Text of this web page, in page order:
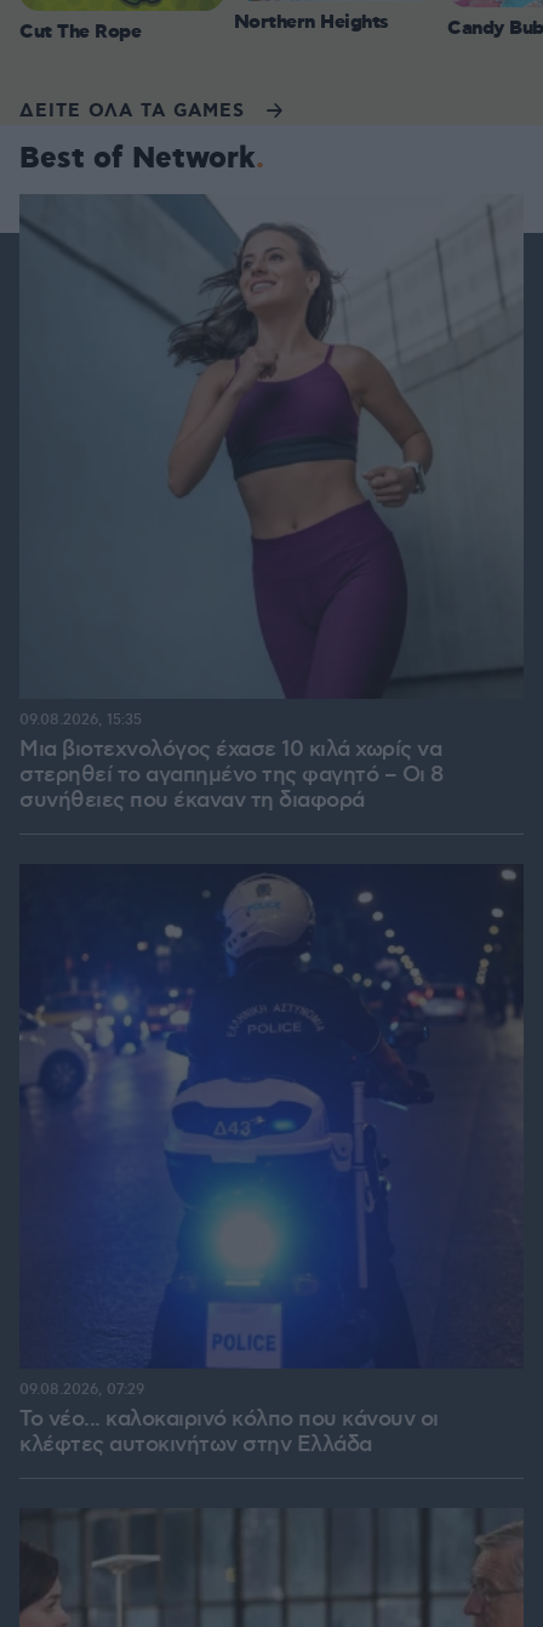
Cut The Rope Northern Heights Candy
ΔΕΙΤΕ ΟΛΑ ΤΑ GAMES
Best of Network
Μια βιοτεχνολόγος έχασε 10 κιλά χωρίς να
στερηθεί το αγαπημένο της φαγητό – Οι 8
συνήθειες που έκαναν τη διαφορά
09.08.2026, 15:35
Το νέο... καλοκαιρινό κόλπο που κάνουν οι
κλέφτες αυτοκινήτων στην Ελλάδα
09.08.2026, 07:29